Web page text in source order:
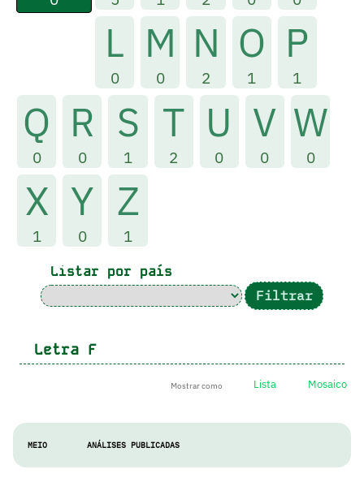
L
0
M
0
N
2
O
1
P
1
Q
0
R
0
S
1
T
2
U
0
V
0
W
0
X
1
Y
0
Z
1
Listar por país
Letra F
Mostrar como Lista Mosaico
MEIO ANÁLISES PUBLICADAS